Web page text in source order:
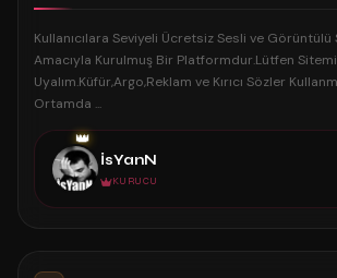
Kullanıcılara Seviyeli Ücretsiz Sesli ve
Amacıyla Kurulmuş Bir Platformdur.Lütfen
Uyalım.Küfür,Argo,Reklam ve Kırıcı Sözler
Ortamda ...
👑
İsYanN
KURUCU